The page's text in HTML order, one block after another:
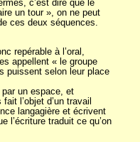
c’est dire que le
un tour », on ne peut
ces deux séquences.
repérable à l’oral,
appellent « le groupe
puissent selon leur place
un espace, et
l’objet d’un travail
langagière et écrivent
l’écriture traduit ce qu’on